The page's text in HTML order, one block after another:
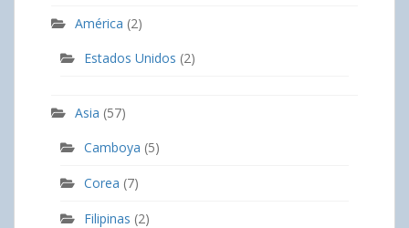
América (2)
Estados Unidos (2)
Asia (57)
Camboya (5)
Corea (7)
Filipinas (2)